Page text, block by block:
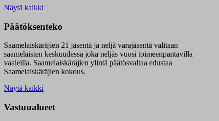
Näytä kaikki
Päätöksenteko
Saamelaiskäräjien 21 jäsentä ja neljä varajäsentä valitaan
saamelaisten keskuudessa joka neljäs vuosi toimeenpantavilla
vaaleilla. Saamelaiskäräjien ylintä päätösvaltaa edustaa
Saamelaiskäräjien kokous.
Näytä kaikki
Vastuualueet